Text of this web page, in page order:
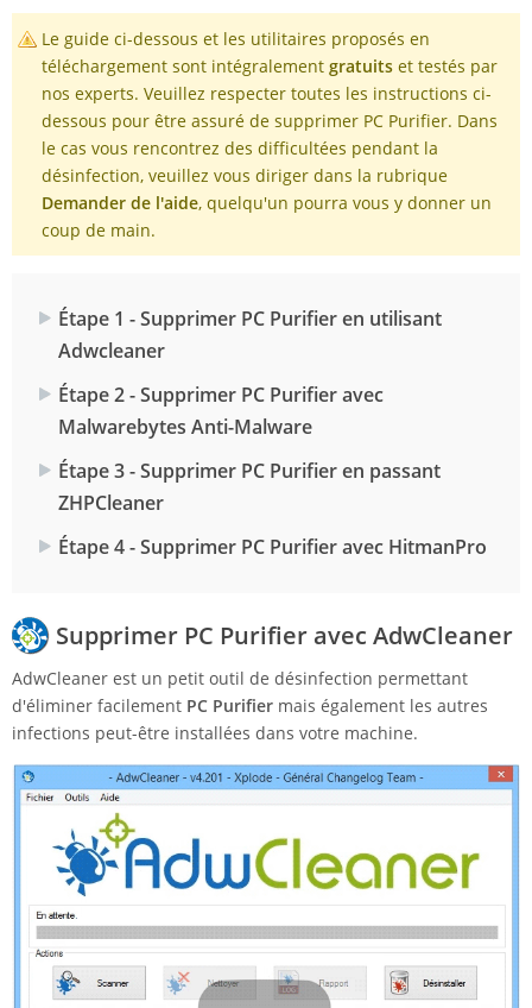
Le guide ci-dessous et les utilitaires proposés en
téléchargement sont intégralement gratuits et testés par
nos experts. Veuillez respecter toutes les instructions ci-
dessous pour être assuré de supprimer PC Purifier. Dans
le cas vous rencontrez des difficultées pendant la
désinfection, veuillez vous diriger dans la rubrique
Demander de l'aide, quelqu'un pourra vous y donner un
coup de main.
Étape 1 - Supprimer PC Purifier en utilisant
Adwcleaner
Étape 2 - Supprimer PC Purifier avec
Malwarebytes Anti-Malware
Étape 3 - Supprimer PC Purifier en passant
ZHPCleaner
Étape 4 - Supprimer PC Purifier avec HitmanPro
Supprimer PC Purifier avec AdwCleaner
AdwCleaner est un petit outil de désinfection permettant
d'éliminer facilement PC Purifier mais également les autres
infections peut-être installées dans votre machine.